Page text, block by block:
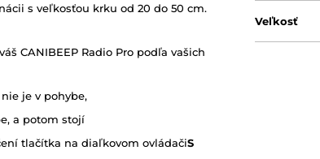
s veľkosťou krku od 20 do 50 cm.
CANIBEEP Radio Pro podľa vašich
je v pohybe,
a potom stojí
tlačítka na diaľkovom ovládačiS
Veľkosť